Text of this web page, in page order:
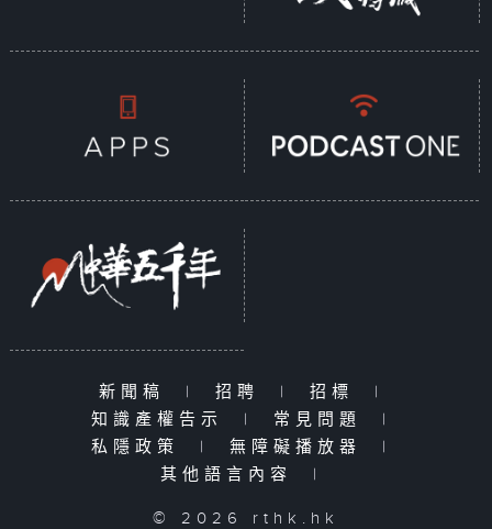
新聞稿 | 招聘 | 招標
|
知識產權告示
| 常見問題
|
私隱政策
| 無障礙播放器
|
其他語言內容
|
© 2026 rthk.hk